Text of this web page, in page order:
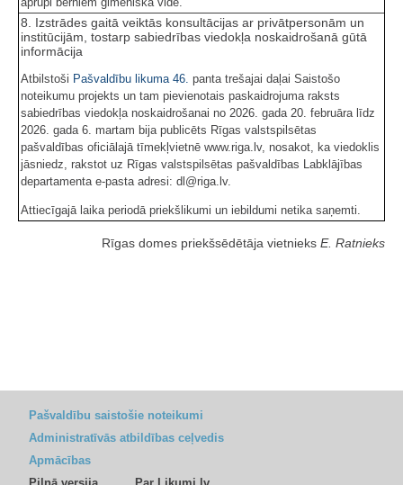
8. Izstrādes gaitā veiktās konsultācijas ar privātpersonām un
institūcijām, tostarp sabiedrības viedokļa noskaidrošanā gūtā
informācija
Atbilstoši Pašvaldību likuma 46. panta trešajai daļai Saistošo
noteikumu projekts un tam pievienotais paskaidrojuma raksts
sabiedrības viedokļa noskaidrošanai no 2026. gada 20. februāra līdz
2026. gada 6. martam bija publicēts Rīgas valstspilsētas
pašvaldības oficiālajā tīmekļvietnē www.riga.lv, nosakot, ka viedoklis
jāsniedz, rakstot uz Rīgas valstspilsētas pašvaldības Labklājības
departamenta e-pasta adresi: dl@riga.lv.
Attiecīgajā laika periodā priekšlikumi un iebildumi netika saņemti.
Rīgas domes priekšsēdētāja vietnieks E. Ratnieks
Pašvaldību saistošie noteikumi
Administratīvās atbildības ceļvedis
Apmācības